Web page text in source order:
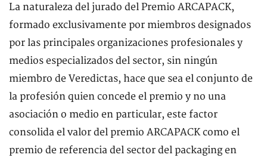
La naturaleza del jurado del Premio ARCAPACK,
formado exclusivamente por miembros designados
por las principales organizaciones profesionales y
medios especializados del sector, sin ningún
miembro de Veredictas, hace que sea el conjunto de
la profesión quien concede el premio y no una
asociación o medio en particular, este factor
consolida el valor del premio ARCAPACK como el
premio de referencia del sector del packaging en